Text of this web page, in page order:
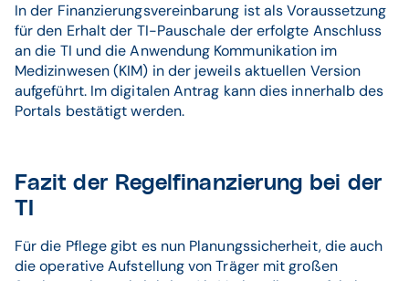
In der Finanzierungsvereinbarung ist als Voraussetzung
für den Erhalt der TI-Pauschale der erfolgte Anschluss
an die TI und die Anwendung Kommunikation im
Medizinwesen (KIM) in der jeweils aktuellen Version
aufgeführt. Im digitalen Antrag kann dies innerhalb des
Portals bestätigt werden.
Fazit der Regelfinanzierung bei der
TI
Für die Pflege gibt es nun Planungssicherheit, die auch
die operative Aufstellung von Träger mit großen